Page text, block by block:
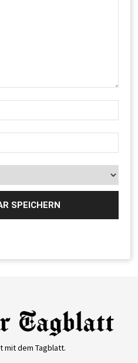
mit dem Tagblatt.